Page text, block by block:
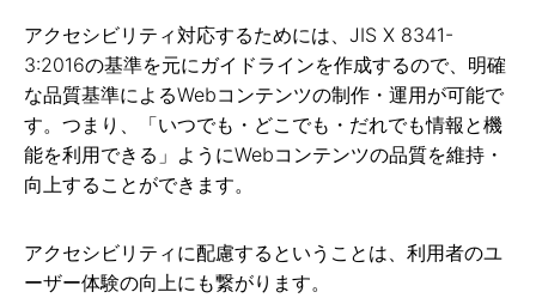
アクセシビリティ対応するためには、JIS X 8341-
3:2016の基準を元にガイドラインを作成するので、明確
な品質基準によるWebコンテンツの制作・運用が可能で
す。つまり、「いつでも・どこでも・だれでも情報と機
能を利用できる」ようにWebコンテンツの品質を維持・
向上することができます。
アクセシビリティに配慮するということは、利用者のユ
ーザー体験の向上にも繋がります。